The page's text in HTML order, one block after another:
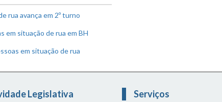
rua avança em 2º turno
em situação de rua em BH
em situação de rua
Legislativa Serviços